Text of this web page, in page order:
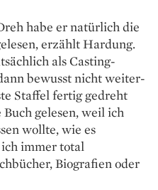
habe er natürlich die
erzählt Hardung.
als Casting-
bewusst nicht weiter­
Staffel fertig gedreht
gelesen, weil ich
wollte, wie es
immer total
Biografien oder